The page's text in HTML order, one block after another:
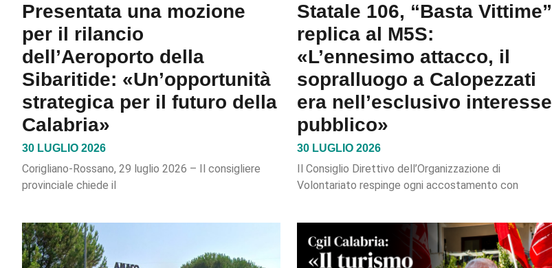
Presentata una mozione
per il rilancio
dell’Aeroporto della
Sibaritide: «Un’opportunità
strategica per il futuro della
Calabria»
30 LUGLIO 2026
Corigliano-Rossano, 29 luglio 2026 – Il consigliere
provinciale chiede il
Statale 106, “Basta Vittime”
replica al M5S:
«L’ennesimo attacco, il
sopralluogo a Calopezzati
era nell’esclusivo interesse
pubblico»
30 LUGLIO 2026
Il Consiglio Direttivo dell’Organizzazione di
Volontariato respinge ogni accostamento con